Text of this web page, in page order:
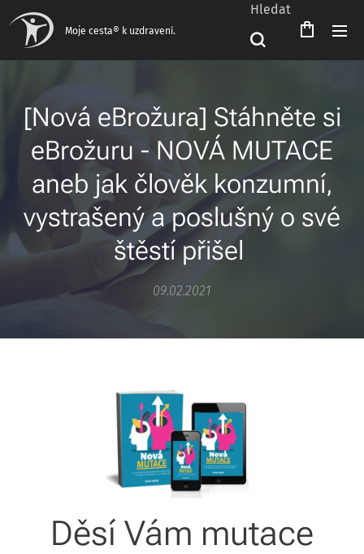
Moje cesta® k uzdravení.
Hledat
[Nová eBrožura] Stáhněte si
eBrožuru - NOVÁ MUTACE
aneb jak člověk konzumní,
vystrašený a poslušný o své
štěstí přišel
09.02.2021
Děsí Vám mutace